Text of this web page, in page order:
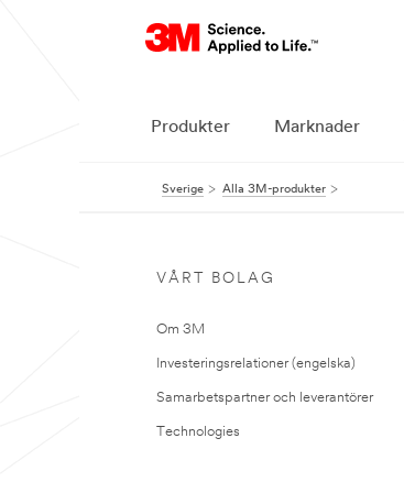
Produkter Marknader
Sverige Alla 3M-produkter
VÅRT BOLAG
Om 3M
Investeringsrelationer (engelska)
Samarbetspartner och leverantörer
Technologies